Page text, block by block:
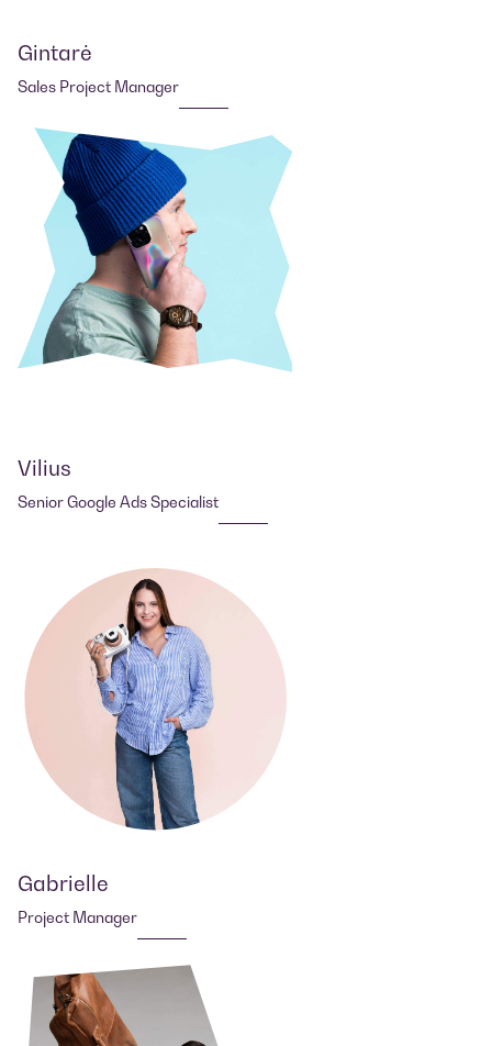
Gintarė
Sales Project Manager
Vilius
Senior Google Ads Specialist
Gabrielle
Project Manager